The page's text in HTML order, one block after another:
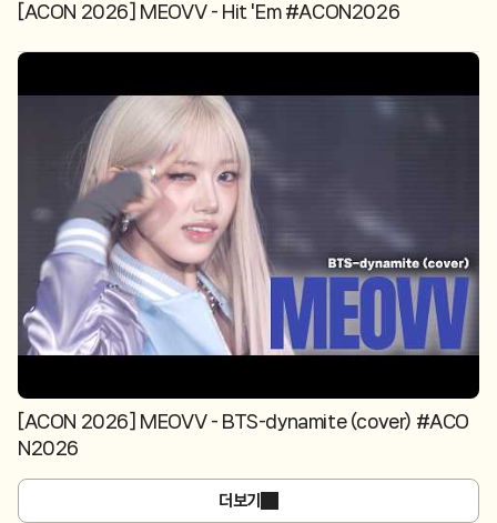
[ACON 2026] MEOVV - Hit 'Em #ACON2026
[ACON 2026] MEOVV - BTS-dynamite (cover) #ACO
N2026
더보기